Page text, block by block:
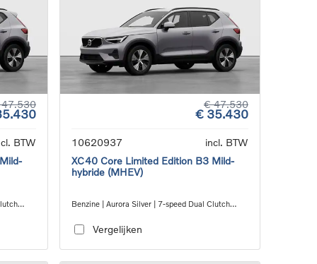
BTW
€ 47.530
€ 35.430
10620937
incl. BTW
XC40 Core Limited Edition B3 Mild-
hybride (MHEV)
Benzine | Aurora Silver | 7-speed Dual Clutch
Vergelijken